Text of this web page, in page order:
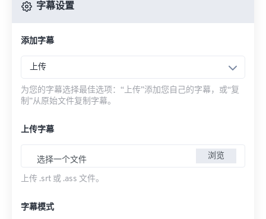
字幕设置
添加字幕
上传
为您的字幕选择最佳选项：“上传”添加您自己的字幕，或“复
制”从原始文件复制字幕。
上传字幕
选择一个文件 浏览
上传 .srt 或 .ass 文件。
字幕模式